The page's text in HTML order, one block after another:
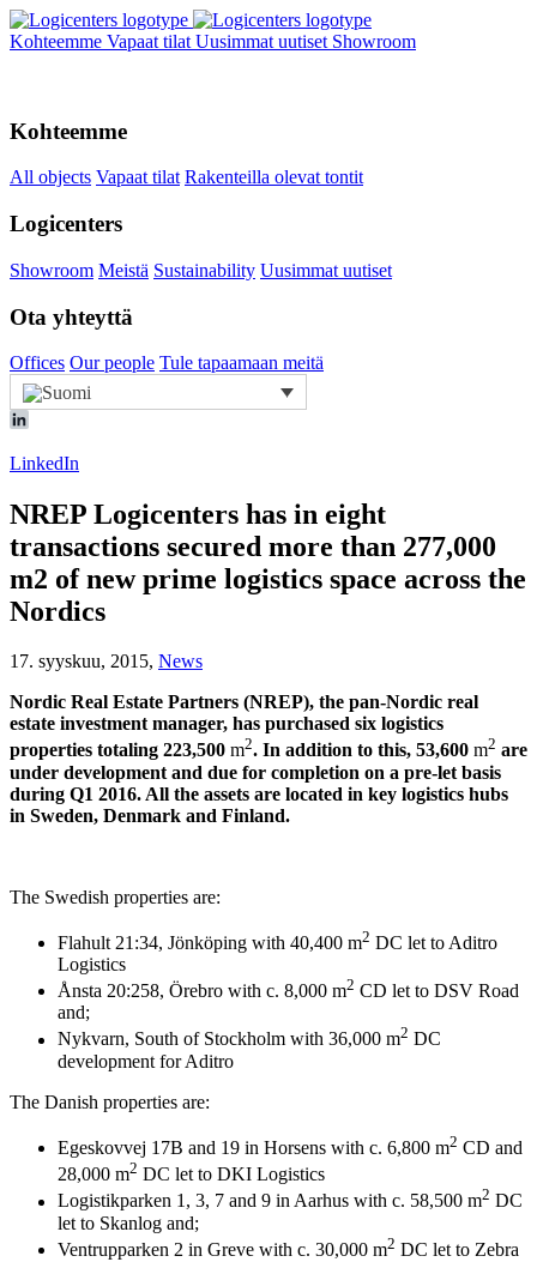
Kohteemme Vapaat tilat Uusimmat uutiset Showroom
Kohteemme
All objects Vapaat tilat Rakenteilla olevat tontit
Logicenters
Showroom Meistä Sustainability Uusimmat uutiset
Ota yhteyttä
Offices Our people Tule tapaamaan meitä
LinkedIn
NREP Logicenters has in eight
transactions secured more than 277,000
m2 of new prime logistics space across the
Nordics
17. syyskuu, 2015, News
Nordic Real Estate Partners (NREP), the pan-Nordic real
estate investment manager, has purchased six logistics
properties totaling 223,500 m2. In addition to this, 53,600 m2 are
under development and due for completion on a pre-let basis
during Q1 2016. All the assets are located in key logistics hubs
in Sweden, Denmark and Finland.
The Swedish properties are:
Flahult 21:34, Jönköping with 40,400 m2 DC let to Aditro
Logistics
Ånsta 20:258, Örebro with c. 8,000 m2 CD let to DSV Road
and;
Nykvarn, South of Stockholm with 36,000 m2 DC
development for Aditro
The Danish properties are:
Egeskovvej 17B and 19 in Horsens with c. 6,800 m2 CD and
28,000 m2 DC let to DKI Logistics
Logistikparken 1, 3, 7 and 9 in Aarhus with c. 58,500 m2 DC
let to Skanlog and;
Ventrupparken 2 in Greve with c. 30,000 m2 DC let to Zebra